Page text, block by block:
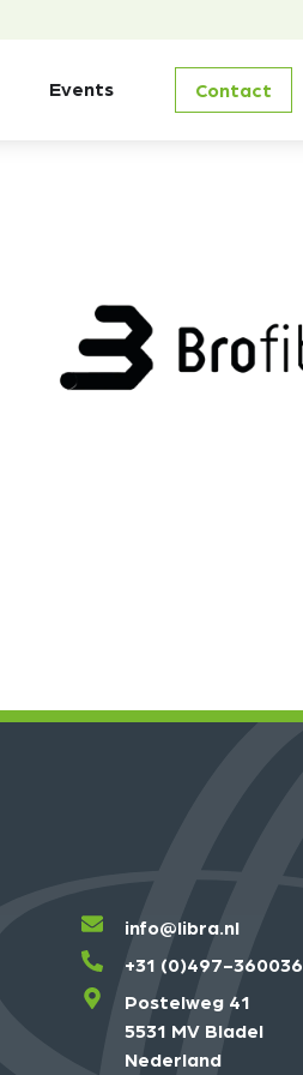
Events Contact
info@libra.nl
+31 (0)497-360036
Postelweg 41
5531 MV Bladel
Nederland